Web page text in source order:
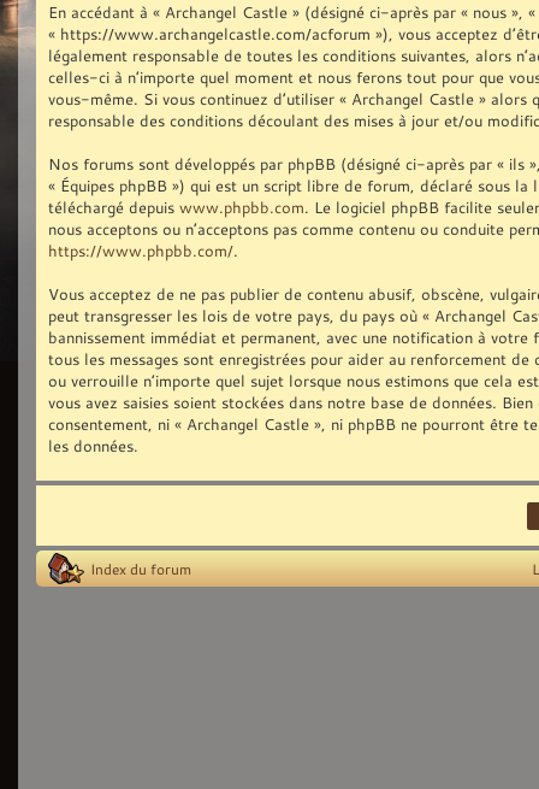
En accédant à « Archangel Castle » (désigné ci-après par « nous »,
« https://www.archangelcastle.com/acforum »), vous acceptez
légalement responsable de toutes les conditions suivantes, alors
celles-ci à n’importe quel moment et nous ferons tout pour que
vous-même. Si vous continuez d’utiliser « Archangel Castle »
responsable des conditions découlant des mises à jour et/ou
Nos forums sont développés par phpBB (désigné ci-après par « ils
« Équipes phpBB ») qui est un script libre de forum, déclaré sous la
téléchargé depuis www.phpbb.com. Le logiciel phpBB facilite
nous acceptons ou n’acceptons pas comme contenu ou conduite
https://www.phpbb.com/.
Vous acceptez de ne pas publier de contenu abusif, obscène,
peut transgresser les lois de votre pays, du pays où « Archangel
bannissement immédiat et permanent, avec une notification à votre
tous les messages sont enregistrées pour aider au renforcement
ou verrouille n’importe quel sujet lorsque nous estimons que cela
vous avez saisies soient stockées dans notre base de données.
consentement, ni « Archangel Castle », ni phpBB ne pourront être
les données.
Index du forum